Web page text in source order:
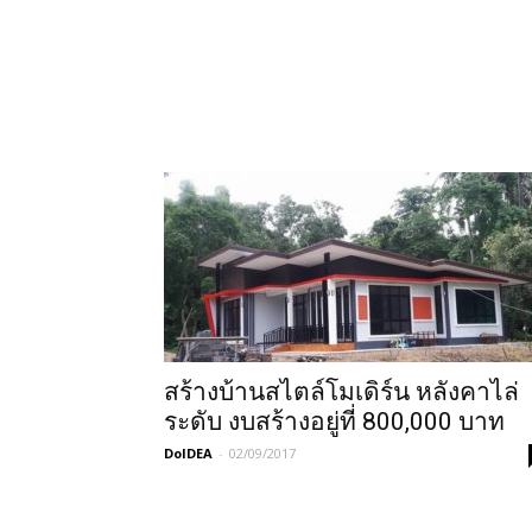
สร้างบ้านสไตล์โมเดิร์น หลังคาไล่
ระดับ งบสร้างอยู่ที่ 800,000 บาท
DoIDEA - 02/09/2017